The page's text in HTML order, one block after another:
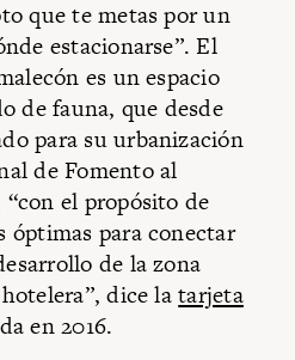
que te metas por un
estacionarse”. El
es un espacio
de fauna, que desde
para su urbanización
de Fomento al
el propósito de
óptimas para conectar
de la zona
dice latarjeta
en 2016.